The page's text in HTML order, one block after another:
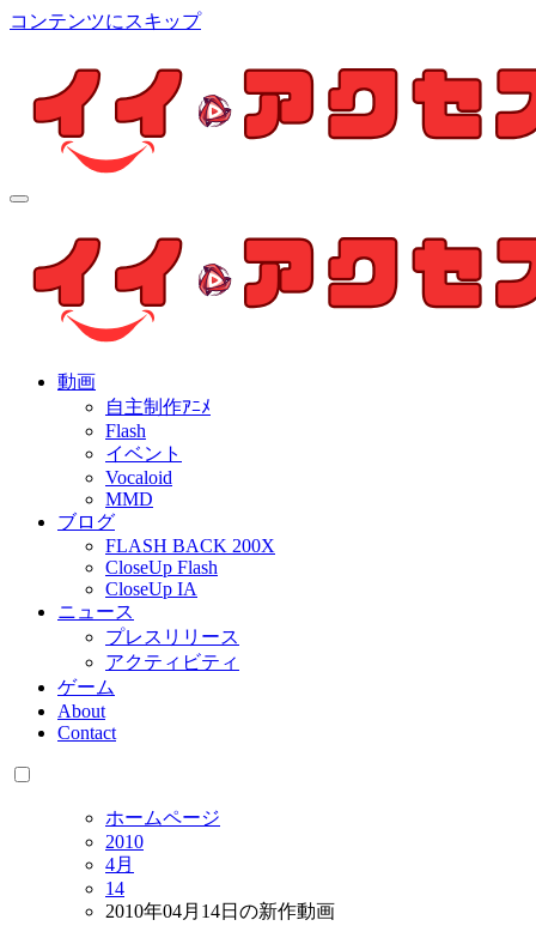
コンテンツにスキップ
個人制作アニメを中心とした動画紹介ブログ
動画
自主制作ｱﾆﾒ
Flash
イベント
Vocaloid
MMD
ブログ
FLASH BACK 200X
CloseUp Flash
CloseUp IA
ニュース
プレスリリース
アクティビティ
ゲーム
About
Contact
ホームページ
2010
4月
14
2010年04月14日の新作動画